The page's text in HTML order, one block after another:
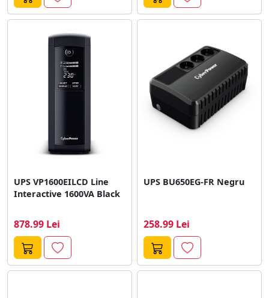
UPS VP1600EILCD Line
Interactive 1600VA Black
878.99 Lei
UPS BU650EG-FR Negru
258.99 Lei